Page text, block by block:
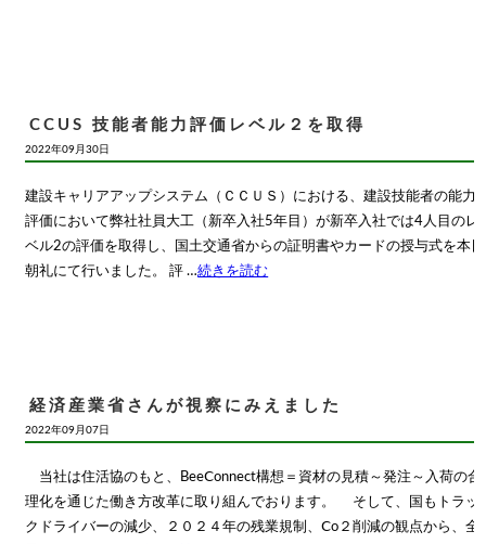
CCUS 技能者能力評価レベル２を取得
2022年09月30日
建設キャリアアップシステム（ＣＣＵＳ）における、建設技能者の能力
評価において弊社社員大工（新卒入社5年目）が新卒入社では4人目のレ
ベル2の評価を取得し、国土交通省からの証明書やカードの授与式を本日
朝礼にて行いました。 評 …続きを読む
経済産業省さんが視察にみえました
2022年09月07日
当社は住活協のもと、BeeⅭonnect構想＝資材の見積～発注～入荷の合
理化を通じた働き方改革に取り組んでおります。 そして、国もトラッ
クドライバーの減少、２０２４年の残業規制、Ⅽo２削減の観点から、全